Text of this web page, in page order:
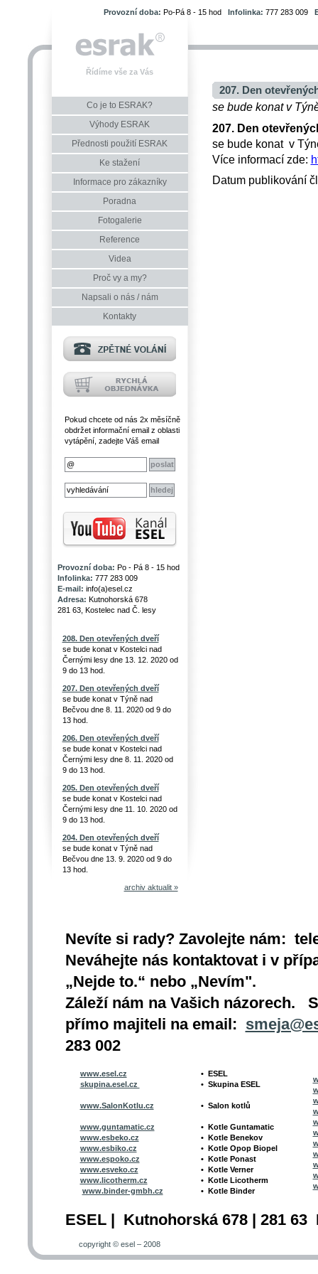
Provozní doba: Po-Pá 8 - 15 hod Infolinka: 777 283 009
Řídíme vše za Vás
Co je to ESRAK?
Výhody ESRAK
Přednosti použití ESRAK
Ke stažení
Informace pro zákazníky
Poradna
Fotogalerie
Reference
Videa
Proč vy a my?
Napsali o nás / nám
Kontakty
Pokud chcete od nás 2x měsíčně
obdržet informační email z oblasti
vytápění, zadejte Váš email
Provozní doba: Po - Pá 8 - 15 hod
Infolinka: 777 283 009
E-mail: info(a)esel.cz
Adresa: Kutnohorská 678
281 63, Kostelec nad Č. lesy
208. Den otevřených dveří
se bude konat v Kostelci nad
Černými lesy dne 13. 12. 2020 od
9 do 13 hod.
207. Den otevřených dveří
se bude konat v Týně nad
Bečvou dne 8. 11. 2020 od 9 do
13 hod.
206. Den otevřených dveří
se bude konat v Kostelci nad
Černými lesy dne 8. 11. 2020 od
9 do 13 hod.
205. Den otevřených dveří
se bude konat v Kostelci nad
Černými lesy dne 11. 10. 2020 od
9 do 13 hod.
204. Den otevřených dveří
se bude konat v Týně nad
Bečvou dne 13. 9. 2020 od 9 do
13 hod.
archiv aktualit »
207. Den
se bude konat v
207. Den
se bude konat v
Více informací zde:
Datum publikování
Nevíte si rady? Zavolejte nám:
Neváhejte nás kontaktovat i v
„Nejde to.“ nebo „Nevím".
Záleží nám na Vašich názorech.
přímo majiteli na email:
283 002
www.esel.cz
skupina.esel.cz
www.SalonKotlu.cz
www.guntamatic.cz
www.esbeko.cz
www.esbiko.cz
www.espoko.cz
www.esveko.cz
www.licotherm.cz
www.binder-gmbh.cz
• ESEL
• Skupina ESEL
• Salon kotlů
• Kotle Guntamatic
• Kotle Benekov
• Kotle Opop Biopel
• Kotle Ponast
• Kotle Verner
• Kotle Licotherm
• Kotle Binder
ESEL | Kutnohorská 678 | 281
copyright © esel – 2008